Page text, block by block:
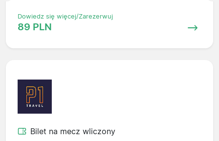
Dowiedz się więcej/Zarezerwuj
89 PLN
Bilet na mecz wliczony